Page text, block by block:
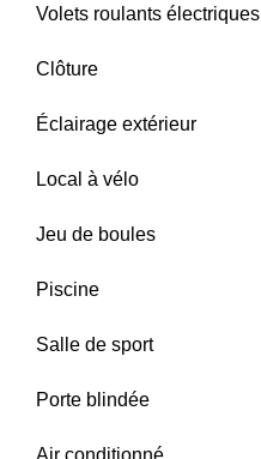
Volets roulants électriques
Clôture
Éclairage extérieur
Local à vélo
Jeu de boules
Piscine
Salle de sport
Porte blindée
Air conditionné